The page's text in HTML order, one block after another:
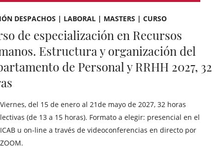
DESPACHOS | LABORAL | MASTERS | CURSO
de especialización en Recursos
Estructura y organización del
de Personal y RRHH 2027, 32
Viernes, del 15 de enero al 21de mayo de 2027, 32 horas
lectivas (de 13 a 15 horas). Formato a elegir: presencial en el
ICAB u on-line a través de videoconferencias en directo por
ZOOM.